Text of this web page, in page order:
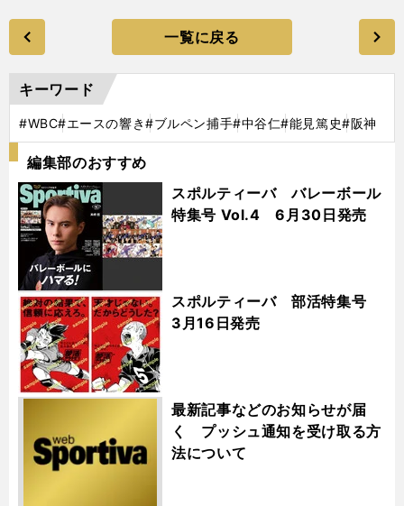
一覧に戻る
キーワード
#WBC#エースの響き#ブルペン捕手#中谷仁#能見篤史#阪神
編集部のおすすめ
スポルティーバ バレーボール
特集号 Vol.4 6月30日発売
スポルティーバ 部活特集号
3月16日発売
最新記事などのお知らせが届
く プッシュ通知を受け取る方
法について